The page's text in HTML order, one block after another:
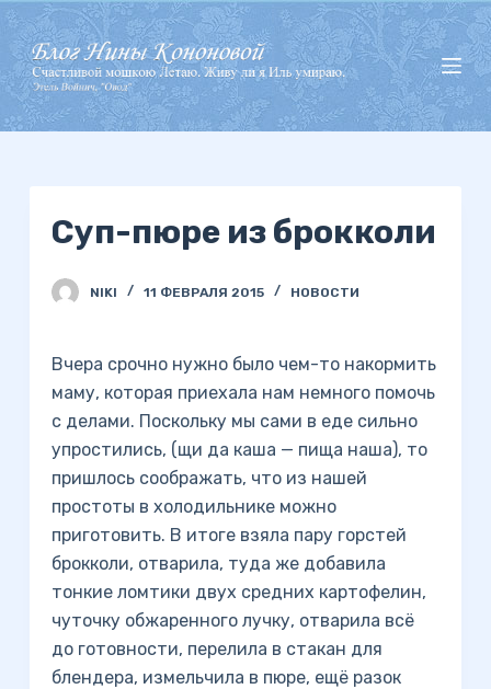
П
е
р
е
й
Суп-пюре из брокколи
NIKI 11 ФЕВРАЛЯ 2015 НОВОСТИ
Вчера срочно нужно было чем-то накормить
маму, которая приехала нам немного помочь
с делами. Поскольку мы сами в еде сильно
упростились, (щи да каша — пища наша), то
пришлось соображать, что из нашей
простоты в холодильнике можно
приготовить. В итоге взяла пару горстей
брокколи, отварила, туда же добавила
тонкие ломтики двух средних картофелин,
чуточку обжаренного лучку, отварила всё
до готовности, перелила в стакан для
блендера, измельчила в пюре, ещё разок